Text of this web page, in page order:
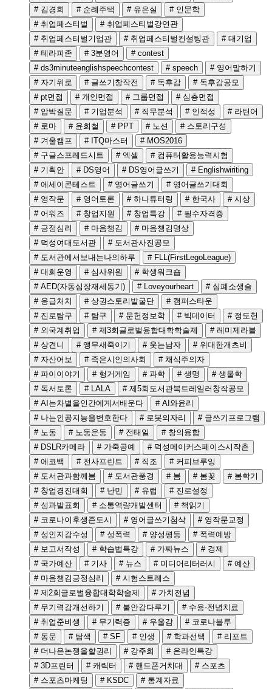
# 김경희
# 순례주택 # 유은실
# 인문학
# 취업페스티벌
# 취업페스티벌강연관
# 취업페스티벌기업관
# 취업페스티벌컨설팅관
# 대기업
# 테라피존
# 3분영어
# contest
# ds3minuteenglishspeechcontest
# speech
# 영어말하기
# 자기위로
# 글쓰기창작전 # 독후감
# 독후감공모
# pt면접
# 개인면접 # 그룹면접
# 심층면접
# 압박질문
# 기업분석 # 직무분석 # 인적성
# 라틴어
# 로마
# 윤희철 # PPT # 노션
# 스토리구성
# 겨울캠프
# ITQ마스터
# MOS2016
# 구글스프레드시트
# 엑셀
# 컴퓨터활용능력시험
# 기획안
# DS영어 # DS영어글쓰기
# Englishwiriting
# 에세이콘테스트
# 영어글쓰기
# 영어글쓰기대회
# 영작문
# 영어토론 # 하나튜터링 # 한국사
# 시상
# 어워즈
# 창업지원 # 창업특강
# 필수자격증
# 긍정심리
# 마음챙김
# 마음챙김명상
# 덕성여대도서관
# 도서관사진공모
# 도서관에서보내는나의하루
# FLL(FirstLegoLeague)
# 대회운영
# 심사위원
# 학생워크숍
# AED(자동심장재세동기)
# Loveyourheart
# 심폐소생술
# 응급처치
# 상권스토리발굴단
# 캠퍼스타운
# 진로탐구
# 탐구 # 문헌정보학 # 빅데이터
# 정도헌
# 외국계취업
# 제3회글로벌융합대학학술제
# 레미제라블
# 상견니
# 앵무새죽이기 # 웃는남자
# 위대한개츠비
# 자산어보
# 죽은시인의사회
# 채식주의자
# 파이이야기
# 헝거게임 # 과학 # 생명
# 생물학
# 독서토론
# LALA
# 제5회도서관북트레일러창작공모
# AI는차별을인간에게서배운다
# AI와윤리
# 나는인공지능을변호한다
# 로봇의자리
# 글쓰기프로그램
# 노동
# 노동운동 # 전태일
# 창의융합
# DSLR카메라
# 가죽공예
# 덕성메이커스페이스시작촌
# 에코백
# 전사프린트 # 직조
# 커피브루잉
# 도서관과함께봄
# 도서관풍경 # 봄 # 봄꽃
# 봄학기
# 창업경진대회
# 난민 # 유럽
# 진로설정
# 성과발표회
# 소통역량개발센터
# 책읽기
# 코로나이후생존도시
# 영어글쓰기첨삭
# 영작문교정
# 성인지감수성
# 성폭력 # 양성평등
# 폭력예방
# 보고서작성
# 학습법특강 # 가짜뉴스
# 경제
# 국가예산
# 기사 # 뉴스 # 미디어리터러시
# 예산
# 마음챙김긍정심리
# 시험스트레스
# 제2회글로벌융합대학학술제
# 가치전념
# 무기력감개선하기
# 불안감다루기
# 수용-전념치료
# 취업준비생
# 무기력증 # 우울감
# 코로나블루
# 동문
# 탐색 # SF # 인생 # 학과선택
# 리포트
# 더나은논쟁을할권리
# 강주희
# 온라인특강
# 3D프린터
# 캐릭터 # 핸드폰거치대
# 스포츠
# 스포츠마케팅
# KSDC
# 통계자료